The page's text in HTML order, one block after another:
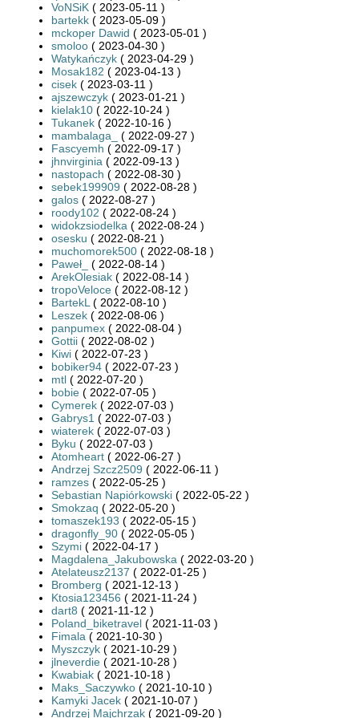
VoNSiK ( 2023-05-11 )
bartekk ( 2023-05-09 )
mckoper Dawid ( 2023-05-01 )
smoloo ( 2023-04-30 )
Watykańczyk ( 2023-04-29 )
Mosak182 ( 2023-04-13 )
cisek ( 2023-03-11 )
ajszewczyk ( 2023-01-21 )
kielak10 ( 2022-10-24 )
Tukanek ( 2022-10-16 )
mambalaga_
( 2022-09-27 )
Fascyemh ( 2022-09-17 )
jhnvirginia ( 2022-09-13 )
nastopach ( 2022-08-30 )
sebek199909 ( 2022-08-28 )
galos ( 2022-08-27 )
roody102 ( 2022-08-24 )
widokzsiodelka ( 2022-08-24 )
osesku ( 2022-08-21 )
muchomorek500 ( 2022-08-18 )
Paweł_
( 2022-08-14 )
ArekOlesiak ( 2022-08-14 )
tropoVeloce ( 2022-08-12 )
BartekL ( 2022-08-10 )
Leszek ( 2022-08-06 )
panpumex ( 2022-08-04 )
Gottii ( 2022-08-02 )
Kiwi ( 2022-07-23 )
bobiker94 ( 2022-07-23 )
mtl ( 2022-07-20 )
bobie ( 2022-07-05 )
Cymerek ( 2022-07-03 )
Gabrys1 ( 2022-07-03 )
wiaterek ( 2022-07-03 )
Byku ( 2022-07-03 )
Atomheart ( 2022-06-27 )
Andrzej Szcz2509 ( 2022-06-11 )
ramzes ( 2022-05-25 )
Sebastian Napiórkowski ( 2022-05-22 )
Smokzaq ( 2022-05-20 )
tomaszek193 ( 2022-05-15 )
dragonfly_90 ( 2022-05-05 )
Szymi ( 2022-04-17 )
Magdalena_Jakubowska ( 2022-03-20 )
Atelateusz2137 ( 2022-01-25 )
Bromberg ( 2021-12-13 )
Ktosia123456 ( 2021-11-24 )
dart8 ( 2021-11-12 )
Poland_biketravel ( 2021-11-03 )
Fimala ( 2021-10-30 )
Myszczyk ( 2021-10-29 )
jlneverdie ( 2021-10-28 )
Kwabiak ( 2021-10-18 )
Maks_Saczywko ( 2021-10-10 )
Kamyki Jacek ( 2021-10-07 )
Andrzej Majchrzak ( 2021-09-20 )